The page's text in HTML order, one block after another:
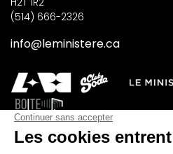
(514) 666-2326
info@leministere.ca